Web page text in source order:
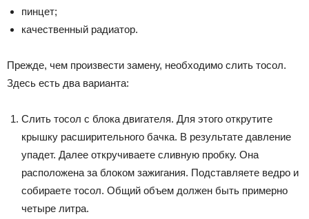
пинцет;
качественный радиатор.
Прежде, чем произвести замену, необходимо слить тосол.
Здесь есть два варианта:
Слить тосол с блока двигателя. Для этого открутите
крышку расширительного бачка. В результате давление
упадет. Далее откручиваете сливную пробку. Она
расположена за блоком зажигания. Подставляете ведро и
собираете тосол. Общий объем должен быть примерно
четыре литра.